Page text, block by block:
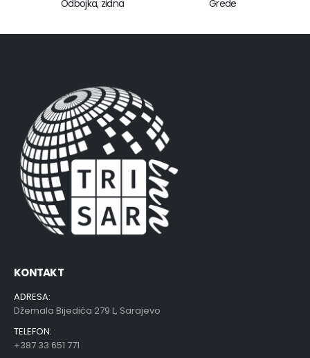
Odbojka, zidna
KONTAKT
ADRESA:
Džemala Bijedića 279 L, Sarajevo
TELEFON:
+387 33 651 771